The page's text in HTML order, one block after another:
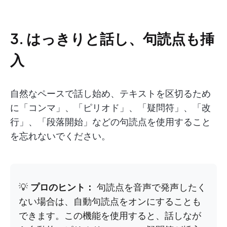
3. はっきりと話し、句読点も挿
入
自然なペースで話し始め、テキストを区切るため
に「コンマ」、「ピリオド」、「疑問符」、「改
行」、「段落開始」などの句読点を使用すること
を忘れないでください。
💡 プロのヒント： 句読点を音声で発声したく
ない場合は、自動句読点をオンにすることも
できます。この機能を使用すると、話しなが